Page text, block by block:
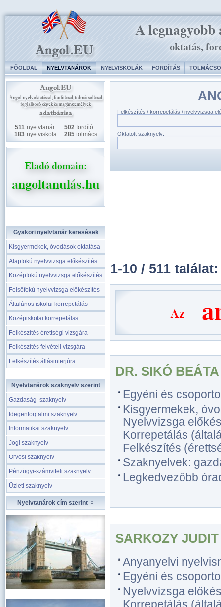
FŐOLDAL NYELVTANÁROK NYELVISKOLÁK FORDÍTÁS
511 nyelvtanár 502 fordító
183 nyelviskola 285 tolmács
Gyakori nyelvtanár keresések
Kisgyermekek, óvodások oktatása
Alapfokú nyelvvizsga előkészítés
Középfokú nyelvvizsga előkészítés
Felsőfokú nyelvvizsga előkészítés
Általános iskolai korrepetálás
Középiskolai korrepetálás
Felkészítés érettségi vizsgára
Felkészítés felvételi vizsgára
Felkészítés állásinterjúra
Nyelvtanárok szaknyelv szerint
Gazdasági szaknyelv
Idegenforgalmi szaknyelv
Informatikai szaknyelv
Jogi szaknyelv
Orvosi szaknyelv
Pénzügyi-számviteli szaknyelv
Üzleti szaknyelv
Nyelvtanárok cím szerint
Felkészítés / korrepetálás / nyelvvizsga
Oktatott szaknyelv:
1-10 / 511 találat:
DR. SIKÓ BEÁTA
Egyéni és
Kisgyermekek,
Nyelvvizsga
Korrepetálás
Felkészítés
Szaknyelvek:
Legkedvezőbb
SARKOZY JUDIT
Anyanyelvi
Egyéni és
Nyelvvizsga
Korrepetálás